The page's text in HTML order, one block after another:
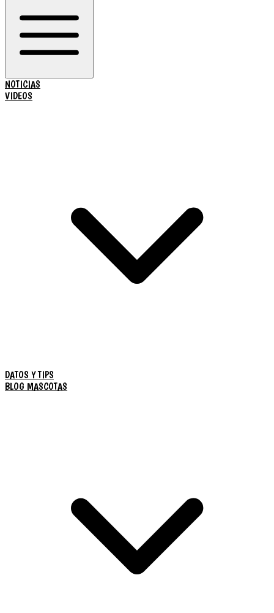
NOTICIAS
VIDEOS
DATOS Y TIPS
BLOG MASCOTAS